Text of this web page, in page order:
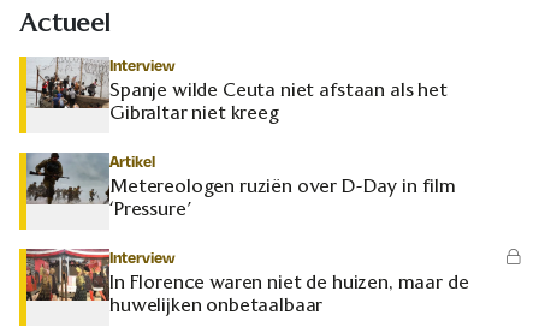
Actueel
Interview
Spanje wilde Ceuta niet afstaan als het
Gibraltar niet kreeg
Artikel
Metereologen ruziën over D-Day in film
‘Pressure’
Interview
In Florence waren niet de huizen, maar de
huwelijken onbetaalbaar